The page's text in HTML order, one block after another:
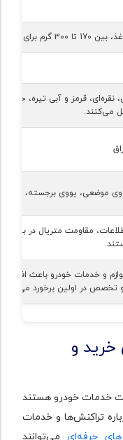
قرمز و آبی تیره، حس
می‌کنند.
موضعی، یووی برجسته، هات
مقاومت متریال در برابر
و خدمات خودرو باعث افزایش
در اولین برخورد می‌شود.
و
خدمات خودرو هستند
تراکنش‌ها و خدمات
حرفه‌ای می‌توانند